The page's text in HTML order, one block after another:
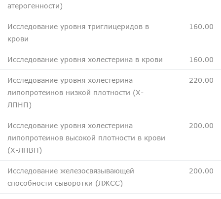
атерогенности)
Исследование уровня триглицеридов в
крови
160.00
Исследование уровня холестерина в крови 160.00
Исследование уровня холестерина
липопротеинов низкой плотности (Х-
ЛПНП)
220.00
Исследование уровня холестерина
липопротеинов высокой плотности в крови
(Х-ЛПВП)
200.00
Исследование железосвязывающей
способности сыворотки (ЛЖСС)
200.00